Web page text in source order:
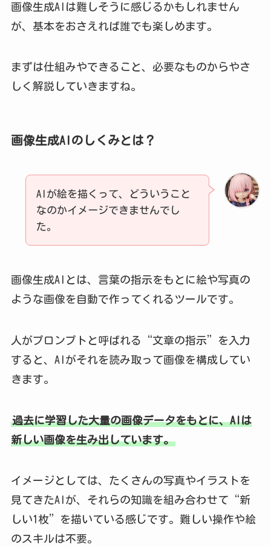
画像生成AIは難しそうに感じるかもしれません
が、基本をおさえれば誰でも楽しめます。
まずは仕組みやできること、必要なものからやさ
しく解説していきますね。
画像生成AIのしくみとは？
AIが絵を描くって、どういうこと
なのかイメージできませんでし
た。
画像生成AIとは、言葉の指示をもとに絵や写真の
ような画像を自動で作ってくれるツールです。
人がプロンプトと呼ばれる“文章の指示”を入力
すると、AIがそれを読み取って画像を構成してい
きます。
過去に学習した大量の画像データをもとに、AIは
新しい画像を生み出しています。
イメージとしては、たくさんの写真やイラストを
見てきたAIが、それらの知識を組み合わせて“新
しい1枚”を描いている感じです。難しい操作や絵
のスキルは不要。